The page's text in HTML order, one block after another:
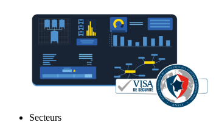
Secteurs